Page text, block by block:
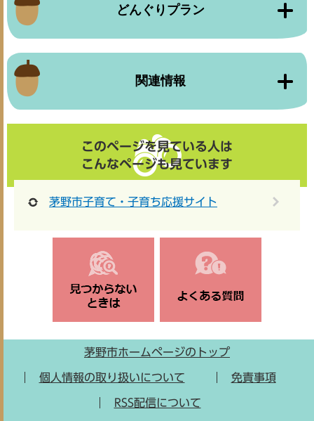
どんぐりプラン
関連情報
このページを見ている人は
こんなページも見ています
茅野市子育て・子育ち応援サイト
茅野市ホームページのトップ
個人情報の取り扱いについて 免責事項
RSS配信について